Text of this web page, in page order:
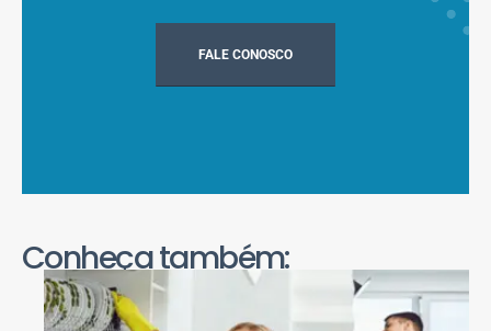
FALE CONOSCO
Conheça também: